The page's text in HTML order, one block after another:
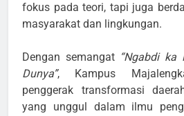
fokus pada teori, tapi juga
masyarakat dan lingkungan.
Dengan semangat “Ngabdi ka
Dunya”, Kampus
penggerak transformasi
yang unggul dalam ilmu